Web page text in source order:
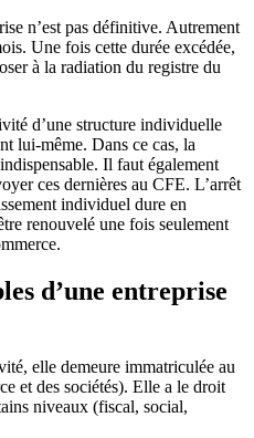
n’est pas définitive. Autrement
Une fois cette durée excédée,
à la radiation du registre du
d’une structure individuelle
lui-même. Dans ce cas, la
Il faut également
ces dernières au CFE. L’arrêt
individuel dure en
renouvelé une fois seulement
d’une entreprise
elle demeure immatriculée au
et des sociétés). Elle a le droit
niveaux (fiscal, social,